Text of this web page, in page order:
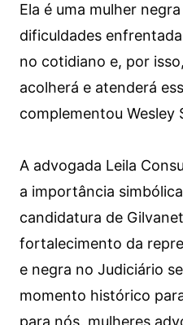
Ela é uma mulher
dificuldades
no cotidiano e, por
acolherá e atenderá
complementou Wesley
A advogada Leila
a importância
candidatura de
fortalecimento da
e negra no Judiciário
momento histórico